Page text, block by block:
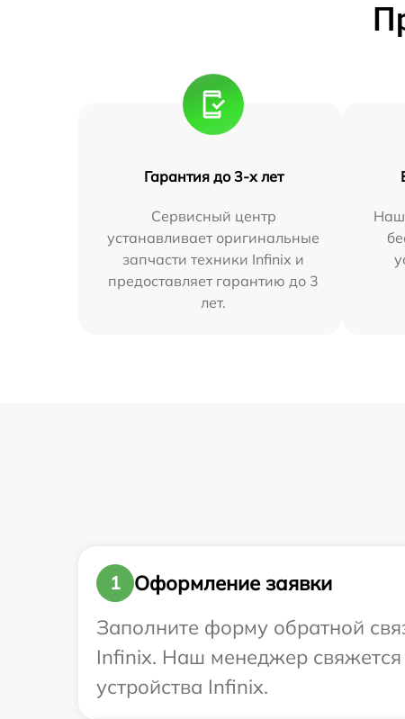
Гарантия до 3-х лет
Сервисный центр
устанавливает оригинальные
запчасти техники Infinix и
предоставляет гарантию до 3
лет.
Наш
1
Оформление заявки
Заполните форму обратной
Infinix. Наш менеджер
устройства Infinix.